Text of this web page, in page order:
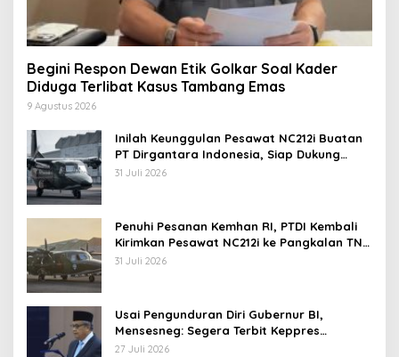
Begini Respon Dewan Etik Golkar Soal Kader
Diduga Terlibat Kasus Tambang Emas
9 Agustus 2026
Inilah Keunggulan Pesawat NC212i Buatan
PT Dirgantara Indonesia, Siap Dukung
Berbagai Operasi TNI
31 Juli 2026
Penuhi Pesanan Kemhan RI, PTDI Kembali
Kirimkan Pesawat NC212i ke Pangkalan TNI
AU
31 Juli 2026
Usai Pengunduran Diri Gubernur BI,
Mensesneg: Segera Terbit Keppres
Pemberhentian dengan Hormat
27 Juli 2026